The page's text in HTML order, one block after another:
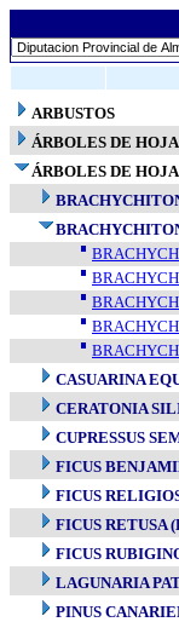
ARBUSTOS
ÁRBOLES DE
ÁRBOLES DE
CASUARINA
CERATONIA
CUPRESSUS
FICUS
FICUS
FICUS RETUSA
FICUS
LAGUNARIA
PINUS